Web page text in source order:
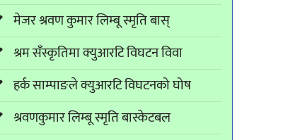
मेजर श्रवण कुमार लिम्बू स्मृति बास्
श्रम सँस्कृतिमा क्युआरटि विघटन विवा
हर्क साम्पाङले क्युआरटि विघटनको घोष
श्रवणकुमार लिम्बू स्मृति बास्केटबल